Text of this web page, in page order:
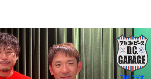
ッズ